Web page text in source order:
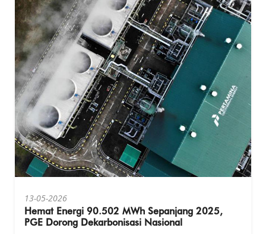
13-05-2026
Hemat Energi 90.502 MWh Sepanjang 2025,
PGE Dorong Dekarbonisasi Nasional